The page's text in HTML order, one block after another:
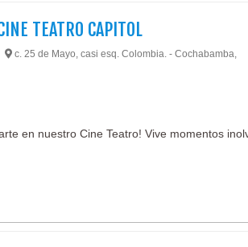
TEATRO CAPITOL
c. 25 de Mayo, casi esq. Colombia. - Cochabamba,
en nuestro Cine Teatro! Vive momentos